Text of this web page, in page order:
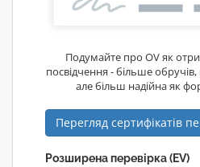
Подумайте про OV як
посвідчення - більше обручів,
але більш надійна як
Перегляд сертифікатів
Розширена перевірка (EV)